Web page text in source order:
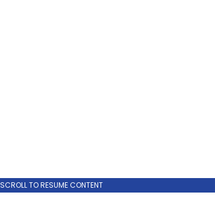
SCROLL TO RESUME CONTENT